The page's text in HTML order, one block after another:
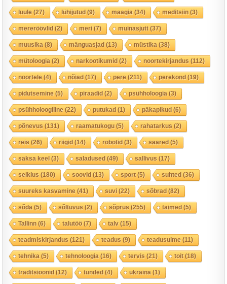
luule (27) lühijutud(9) maagia (34) meditsiin(3)
mereröövlid(2) meri(7) muinasjutt(37)
muusika (8) mänguasjad(13) müstika (38)
mütoloogia (2) narkootikumid(2) noortekirjandus (112)
noortele (4) nõiad(17) pere (211) perekond(19)
pidutsemine (5) piraadid(2) psühholoogia (3)
psühholoogiline (22) putukad(1) päkapikud(6)
põnevus (131) raamatukogu(5) rahatarkus (2)
reis (26) riigid(14) robotid(3) saared(5)
saksa keel(3) saladused(49) sallivus (17)
seiklus (180) soovid(13) sport(5) suhted(36)
suureks kasvamine (41) suvi(22) sõbrad(82)
sõda (5) sõltuvus (2) sõprus (255) taimed(5)
Tallinn(6) talutöö(7) talv(15)
teadmiskirjandus (121) teadus (9) teadusulme (11)
tehnika (5) tehnoloogia (16) tervis (21) toit(18)
traditsioonid(12) tunded(4) ukraina (1)